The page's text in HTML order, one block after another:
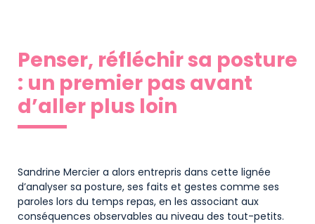
Penser, réfléchir sa posture
: un premier pas avant
d’aller plus loin
Sandrine Mercier a alors entrepris dans cette lignée
d’analyser sa posture, ses faits et gestes comme ses
paroles lors du temps repas, en les associant aux
conséquences observables au niveau des tout-petits.